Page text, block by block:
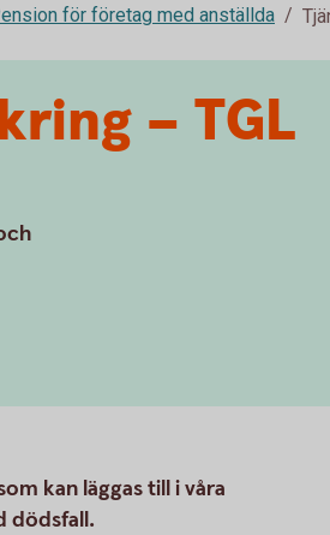
för företag med anställda
– TGL
kan läggas till i våra
dödsfall.